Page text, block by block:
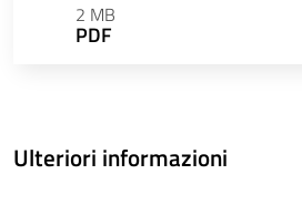
2 MB
PDF
Ulteriori informazioni